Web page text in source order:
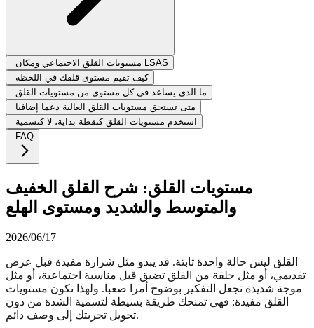
مستويات القلق الاجتماعي ومكان LSAS
كيف تقيم مستوى قلقك في اللحظة
ما الذي يساعد في كل مستوى من مستويات القلق
متى تستحق مستويات القلق العالية دعما إضافيا
استخدم مستويات القلق كنقطة بداية، لا كتسمية
FAQ
مستويات القلق: شرح القلق الخفيف
والمتوسط والشديد ومستوى الهلع
2026/06/17
القلق ليس حالة واحدة ثابتة. قد يبدو مثل شرارة مفيدة قبل عرض
تقديمي، أو مثل حلقة من القلق تضيق قبل مناسبة اجتماعية، أو مثل
موجة شديدة تجعل التفكير بوضوح أمرا صعبا. ولهذا تكون مستويات
القلق مفيدة: فهي تمنحك طريقة بسيطة لتسمية الشدة من دون
تحويل تجربتك إلى وصف دائم.